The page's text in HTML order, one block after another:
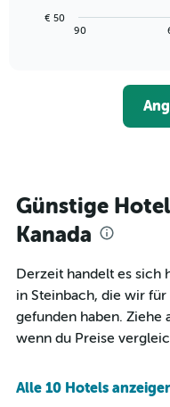
Wochentage
anzeigt.
Zimmerpreis
anzeigt.
zeigt,
näher
das
Aufenthaltsdatum
rückt.
Diagramm
hat
1
die
90
€ 50
Günstige
Kanada
Derzeit handelt es sich
in Steinbach, die wir
gefunden haben. Ziehe
wenn du Preise
Alle 10 Hotels